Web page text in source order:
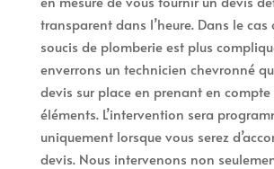
transparent dans l’heure. Dans le cas
soucis de plomberie est plus
enverrons un technicien chevronné
devis sur place en prenant en compte
éléments. L’intervention sera
uniquement lorsque vous serez
devis. Nous intervenons non